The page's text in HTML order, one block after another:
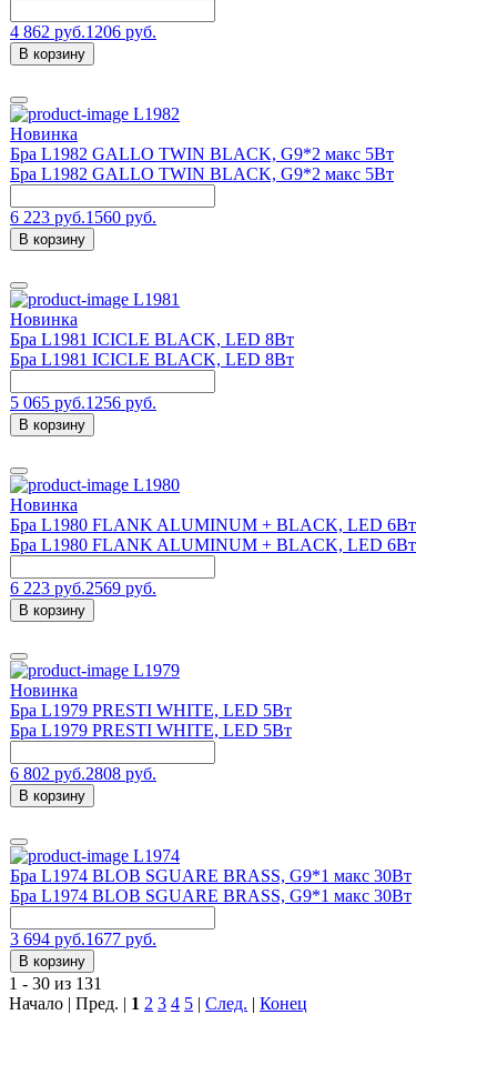
4 862 руб.1206 руб.
В корзину
L1982
Новинка
Бра L1982 GALLO TWIN BLACK, G9*2 макс 5Вт
Бра L1982 GALLO TWIN BLACK, G9*2 макс 5Вт
6 223 руб.1560 руб.
В корзину
L1981
Новинка
Бра L1981 ICICLE BLACK, LED 8Вт
Бра L1981 ICICLE BLACK, LED 8Вт
5 065 руб.1256 руб.
В корзину
L1980
Новинка
Бра L1980 FLANK ALUMINUM + BLACK, LED 6Вт
Бра L1980 FLANK ALUMINUM + BLACK, LED 6Вт
6 223 руб.2569 руб.
В корзину
L1979
Новинка
Бра L1979 PRESTI WHITE, LED 5Вт
Бра L1979 PRESTI WHITE, LED 5Вт
6 802 руб.2808 руб.
В корзину
L1974
Бра L1974 BLOB SGUARE BRASS, G9*1 макс 30Вт
Бра L1974 BLOB SGUARE BRASS, G9*1 макс 30Вт
3 694 руб.1677 руб.
В корзину
1 - 30 из 131
Начало | Пред. | 1 2 3 4 5 | След. | Конец